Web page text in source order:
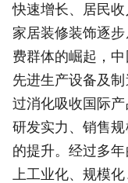
快速增长、居民收
家居装修装饰逐
费群体的崛起，
先进生产设备及
过消化吸收国际
研发实力、销售
的提升。经过多
上工业化、规模